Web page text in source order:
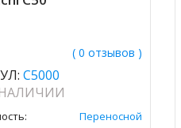
( 0 отзывов )
C5000
Переносной